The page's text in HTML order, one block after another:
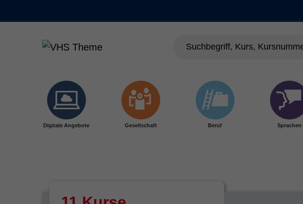
Digitale Angebote Gesellschaft Beruf Sprachen